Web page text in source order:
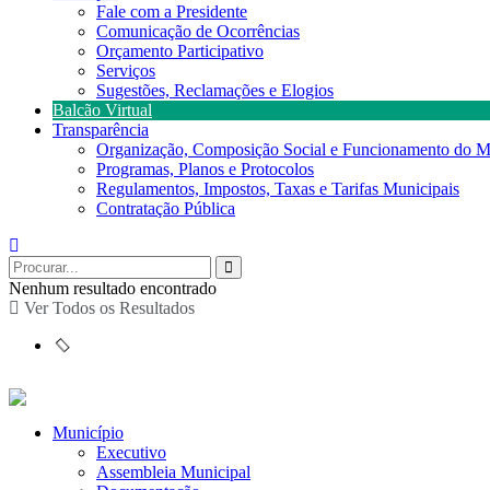
Fale com a Presidente
Comunicação de Ocorrências
Orçamento Participativo
Serviços
Sugestões, Reclamações e Elogios
Balcão Virtual
Transparência
Organização, Composição Social e Funcionamento do
Programas, Planos e Protocolos
Regulamentos, Impostos, Taxas e Tarifas Municipais
Contratação Pública
Nenhum resultado encontrado
Ver Todos os Resultados
Município
Executivo
Assembleia Municipal